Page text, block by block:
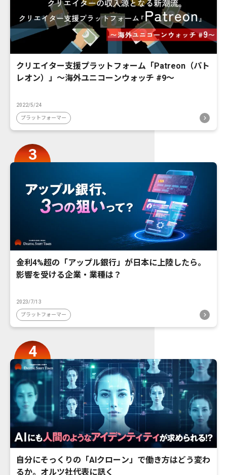
クリエイター支援プラットフォーム「Patreon（パト
レオン）」〜海外ユニコーンウォッチ #9〜
2022/5/24
プラットフォーマー
金利4%超の「アップル銀行」が日本に上陸したら。
影響を受ける企業・業種は？
2023/7/13
プラットフォーマー
自分にそっくりの「AIクローン」で働き方はどう変わ
るか。オルツ社代表に訊く